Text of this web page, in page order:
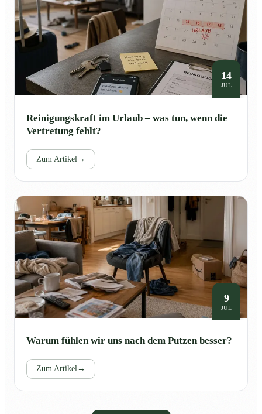
14
JUL
Reinigungskraft im Urlaub – was tun, wenn die
Vertretung fehlt?
Zum Artikel→
9
JUL
Warum fühlen wir uns nach dem Putzen besser?
Zum Artikel→